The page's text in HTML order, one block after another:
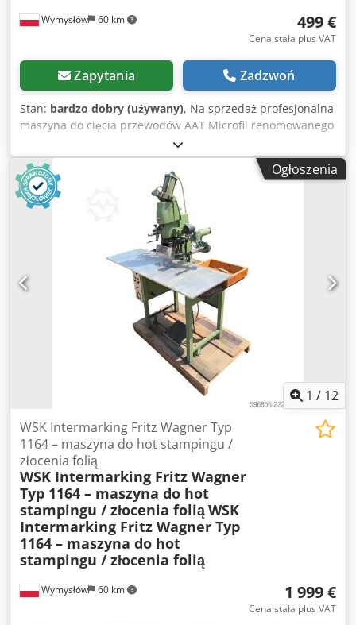
Wymysłów 60 km 499 €
Cena stała plus VAT
Zapytania Zadzwoń
Stan: bardzo dobry (używany), Na sprzedaż profesjonalna
maszyna do cięcia przewodów AAT Microfil renomowanego
niemieckiego producenta Aston Abisolier Technik GmbH,
Nürnberg. Urządzenie przeznaczone jest do precyzyjnego
cięcia przewodów i kabli na zadaną długość. Dzięki
regulowanej prędkości posuwu oraz licznikowi sztuk
doskonale sprawdzi się w warsztatach elektrycznych,
zakładach produkcyjnych oraz przy wykonywaniu wiązek
kablowych. Producent od lat specjalizuje się w
urządzeniach do obróbki przewodów. Dane techniczne:
Chodpfszkb T Rox Akvea Producent: Aston Abisolier
Technik GmbH (AAT) Model: Microfil Kraj produkcji: Niemcy
Zasilanie: 220 V / 50 Hz Moc silnika: 90 W Napęd z płynną
regulacją prędkości (Minidrive) Zakres prędkości: ok. 15–
135 obr./min Regulacja długości cięcia Zakres nastaw
długości na panelu: ok. 40–7200 mm Licznik wykonanych
cięć Stabilna, metalowa konstrukcja Zastosowanie: cięcie
przewodów elektrycznych, cięcie kabli jedno- i
wielożyłowych, przygotowanie przewodów do dalszej
obróbki, produkcja wiązek kablowych, warsztaty
elektryczne i elektroniczne. Stan: Urządzenie używane,
zachowane w dobrym stanie wizualnym. Posiada normalne
ślady użytkowania wynikające z eksploatacji. Po
podłączeniu do zasilania kontrolka świeci, maszyna
uruchamia się. Sprzedawana dokładnie w takim stanie, jak
przedstawiono na zdjęciach. W zestawie: maszyna AAT
Microfil, przewód zasilający.
Ogłoszenia
1 / 12
Wymysłów 60 km
WSK Intermarking Fritz Wagner Typ
1164 – maszyna do hot stampingu /
złocenia folią
WSK Intermarking Fritz Wagner
Typ 1164 – maszyna do hot
stampingu / złocenia foliąWSK
Intermarking Fritz Wagner Typ
1164 – maszyna do hot
stampingu / złocenia folią
1 999 €
Cena stała plus VAT